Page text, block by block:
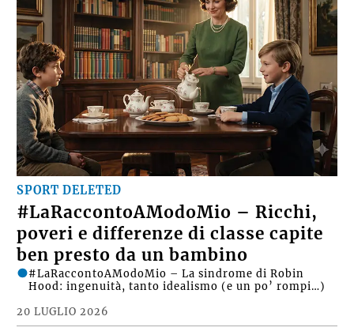
SPORT DELETED
#LaRaccontoAModoMio – Ricchi,
poveri e differenze di classe capite
ben presto da un bambino
20 LUGLIO 2026
#LaRaccontoAModoMio – La sindrome di Robin
Hood: ingenuità, tanto idealismo (e un po’ rompi…)